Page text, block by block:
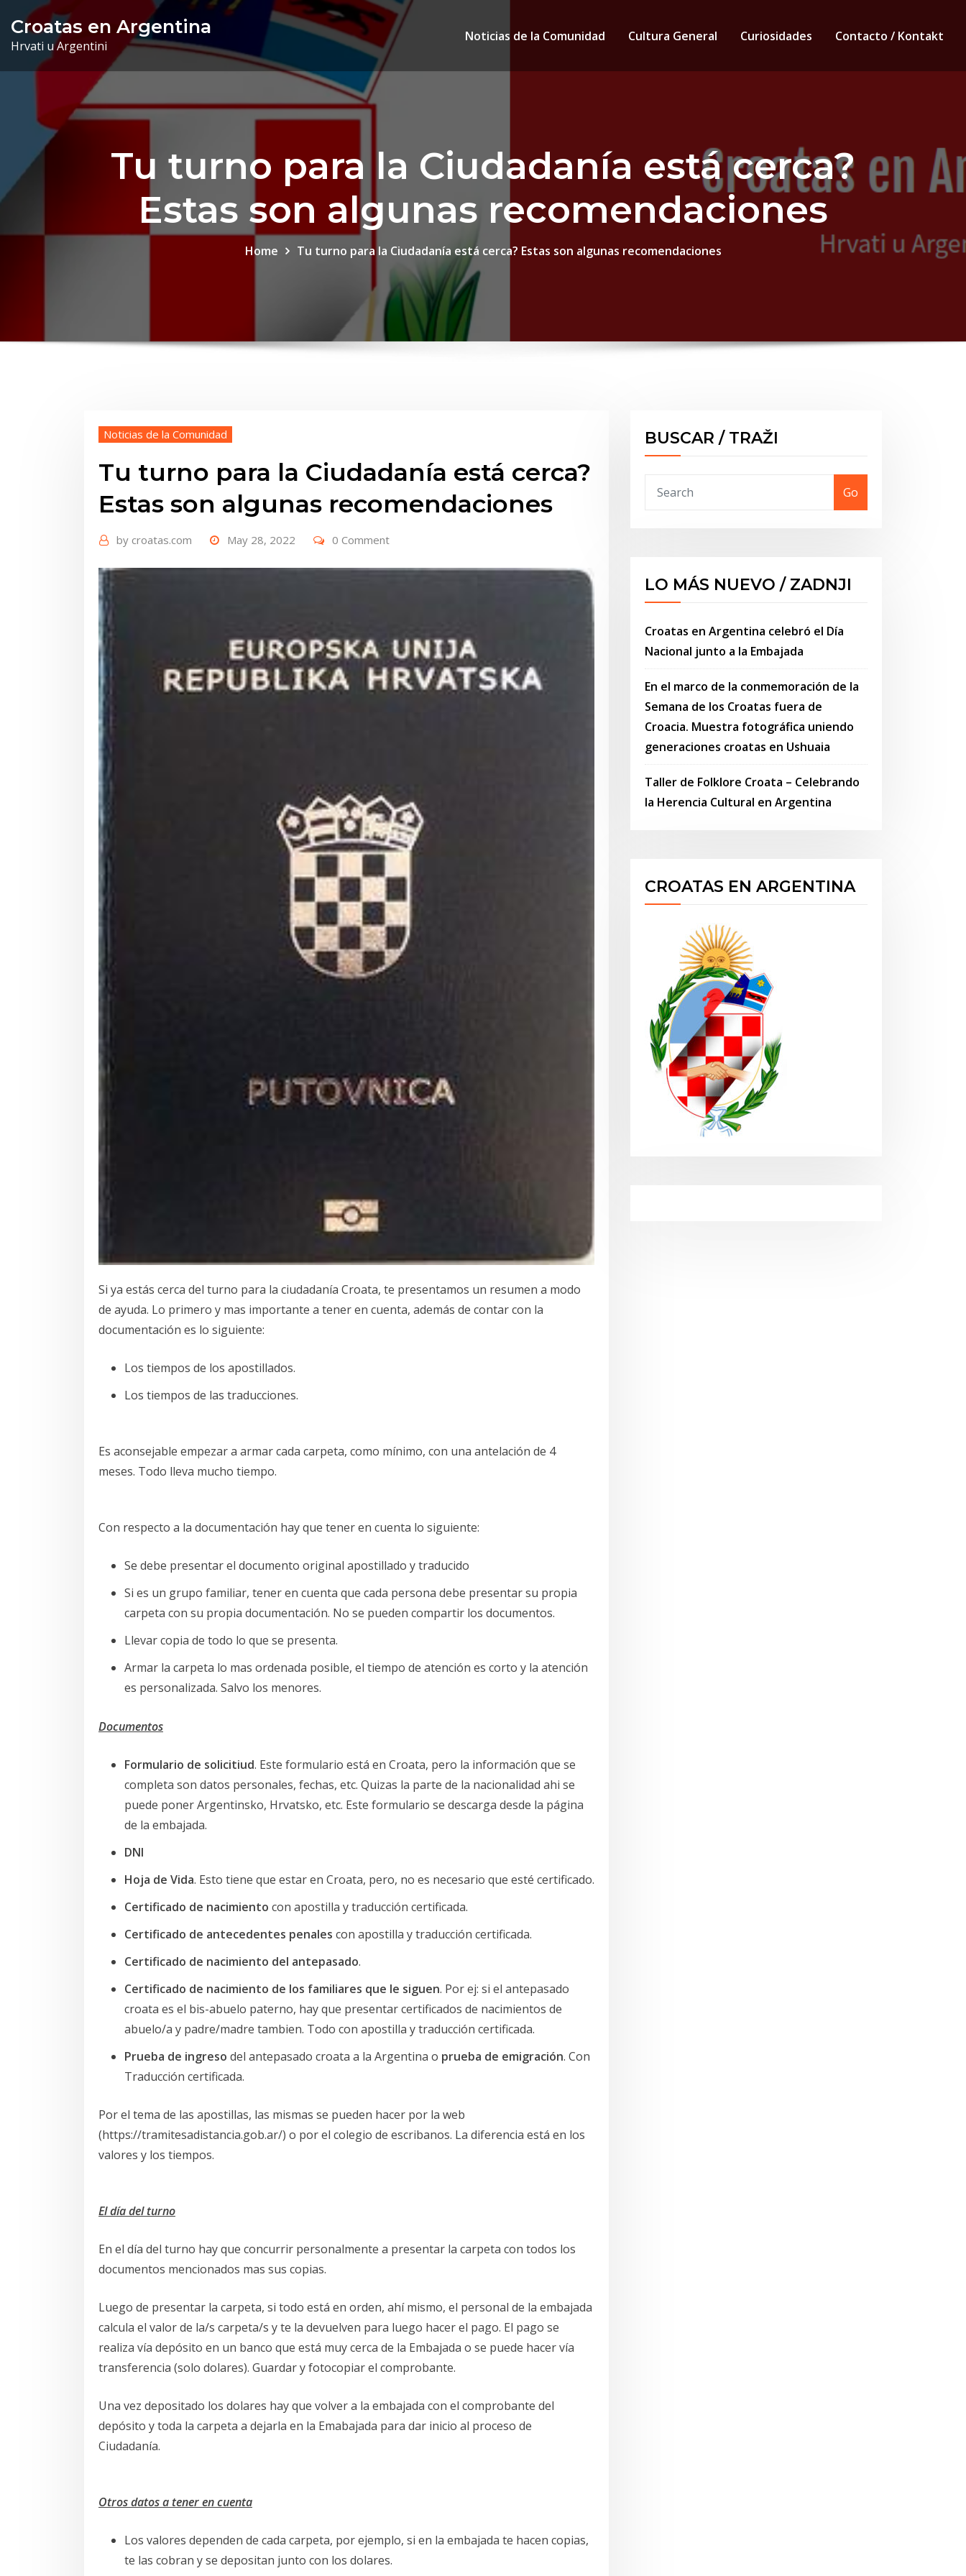
content
Croatas en Argentina
Hrvati u Argentini
Noticias de la Comunidad Cultura General Curiosidades Contacto / Kontakt
Tu turno para la Ciudadanía está cerca?
Estas son algunas recomendaciones
Home Tu turno para la Ciudadanía está cerca? Estas son algunas recomendaciones
Noticias de la Comunidad
Tu turno para la Ciudadanía está cerca?
Estas son algunas recomendaciones
by croatas.com May 28, 2022 0 Comment
Si ya estás cerca del turno para la ciudadanía Croata, te presentamos un resumen a modo
de ayuda. Lo primero y mas importante a tener en cuenta, además de contar con la
documentación es lo siguiente:
Los tiempos de los apostillados.
Los tiempos de las traducciones.
Es aconsejable empezar a armar cada carpeta, como mínimo, con una antelación de 4
meses. Todo lleva mucho tiempo.
Con respecto a la documentación hay que tener en cuenta lo siguiente:
Se debe presentar el documento original apostillado y traducido
Si es un grupo familiar, tener en cuenta que cada persona debe presentar su propia
carpeta con su propia documentación. No se pueden compartir los documentos.
Llevar copia de todo lo que se presenta.
Armar la carpeta lo mas ordenada posible, el tiempo de atención es corto y la atención
es personalizada. Salvo los menores.
Documentos
Formulario de solicitiud. Este formulario está en Croata, pero la información que se
completa son datos personales, fechas, etc. Quizas la parte de la nacionalidad ahi se
puede poner Argentinsko, Hrvatsko, etc. Este formulario se descarga desde la página
de la embajada.
DNI
Hoja de Vida. Esto tiene que estar en Croata, pero, no es necesario que esté certificado.
Certificado de nacimiento con apostilla y traducción certificada.
Certificado de antecedentes penales con apostilla y traducción certificada.
Certificado de nacimiento del antepasado.
Certificado de nacimiento de los familiares que le siguen. Por ej: si el antepasado
croata es el bis-abuelo paterno, hay que presentar certificados de nacimientos de
abuelo/a y padre/madre tambien. Todo con apostilla y traducción certificada.
Prueba de ingreso del antepasado croata a la Argentina o prueba de emigración. Con
Traducción certificada.
Por el tema de las apostillas, las mismas se pueden hacer por la web
(https://tramitesadistancia.gob.ar/) o por el colegio de escribanos. La diferencia está en los
valores y los tiempos.
El día del turno
En el día del turno hay que concurrir personalmente a presentar la carpeta con todos los
documentos mencionados mas sus copias.
Luego de presentar la carpeta, si todo está en orden, ahí mismo, el personal de la embajada
calcula el valor de la/s carpeta/s y te la devuelven para luego hacer el pago. El pago se
realiza vía depósito en un banco que está muy cerca de la Embajada o se puede hacer vía
transferencia (solo dolares). Guardar y fotocopiar el comprobante.
Una vez depositado los dolares hay que volver a la embajada con el comprobante del
depósito y toda la carpeta a dejarla en la Emabajada para dar inicio al proceso de
Ciudadanía.
Otros datos a tener en cuenta
Los valores dependen de cada carpeta, por ejemplo, si en la embajada te hacen copias,
te las cobran y se depositan junto con los dolares.
BUSCAR / TRAŽI
Go
LO MÁS NUEVO / ZADNJI
Croatas en Argentina celebró el Día
Nacional junto a la Embajada
En el marco de la conmemoración de la
Semana de los Croatas fuera de
Croacia. Muestra fotográfica uniendo
generaciones croatas en Ushuaia
Taller de Folklore Croata – Celebrando
la Herencia Cultural en Argentina
CROATAS EN ARGENTINA